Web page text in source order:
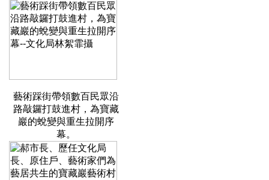
藝術踩街帶領數百民眾沿
路敲鑼打鼓進村，為寶藏
巖的蛻變與重生拉開序
幕。